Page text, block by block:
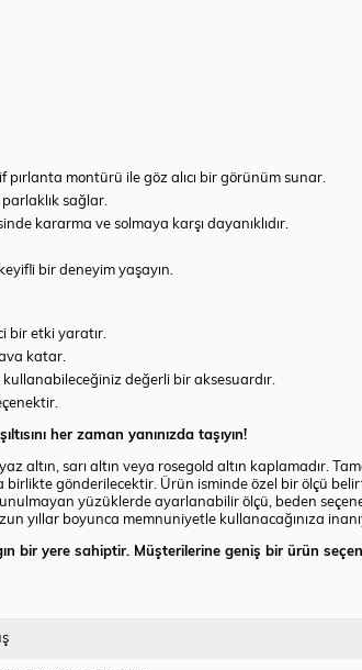
pırlanta montürü ile göz alıcı bir görünüm sunar.
parlaklık sağlar.
kararma ve solmaya karşı dayanıklıdır.
bir deneyim yaşayın.
bir etki yaratır.
katar.
değerli bir aksesuardır.
her zaman yanınızda taşıyın!
sarı altın veya rosegold altın kaplamadır.
gönderilecektir. Ürün isminde özel bir ölçü
yüzüklerde ayarlanabilir ölçü, beden
yıllar boyunca memnuniyetle kullanacağınıza
bir yere sahiptir. Müşterilerine geniş bir ürün